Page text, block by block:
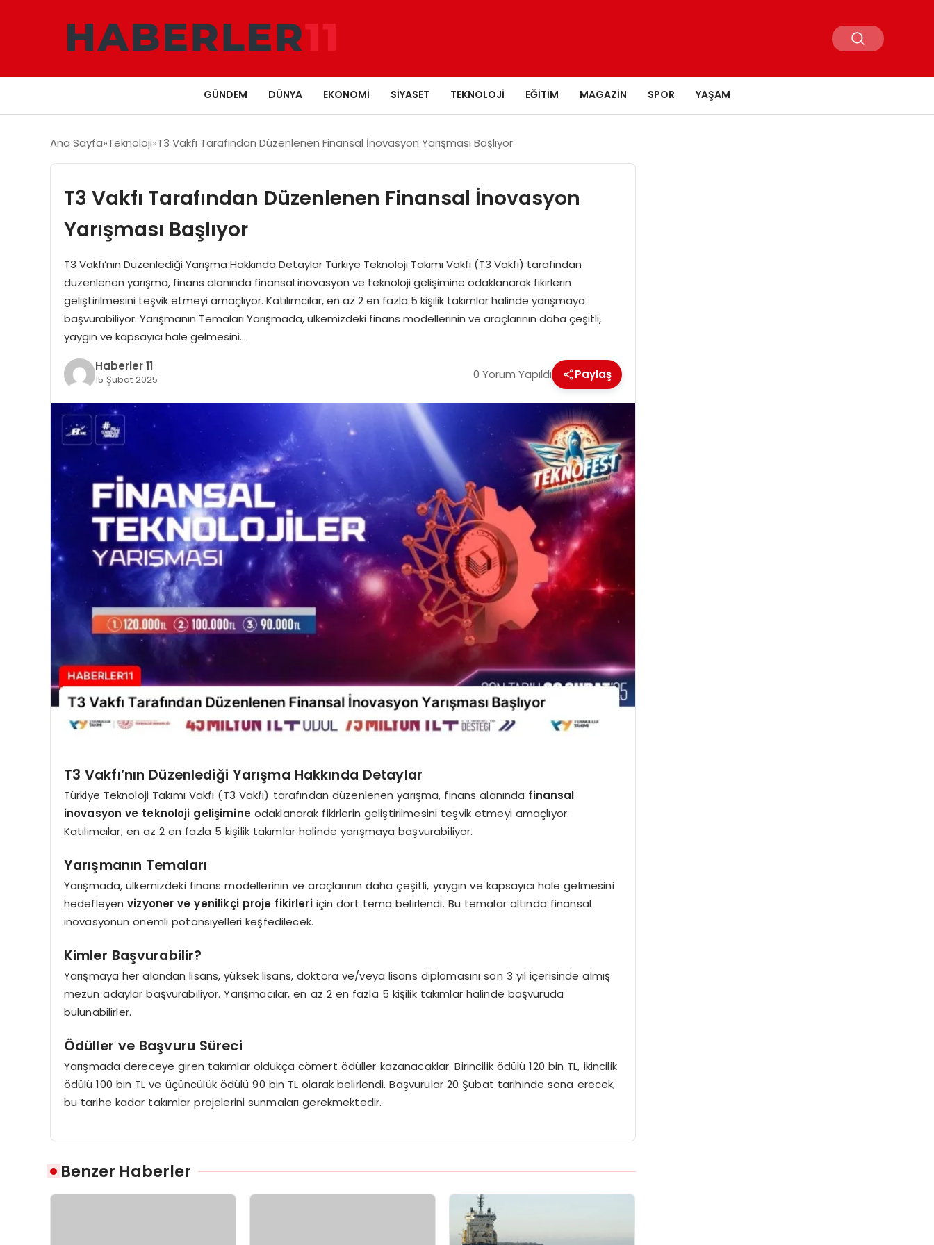
GÜNDEM DÜNYA EKONOMI SIYASET TEKNOLOJI EĞITIM MAGAZIN SPOR YAŞAM
Ana Sayfa Teknoloji T3 Vakfı Tarafından Düzenlenen Finansal İnovasyon Yarışması Başlıyor
T3 Vakfı Tarafından Düzenlenen Finansal İnovasyon
Yarışması Başlıyor
T3 Vakfı’nın Düzenlediği Yarışma Hakkında Detaylar Türkiye Teknoloji Takımı Vakfı (T3 Vakfı) tarafından
düzenlenen yarışma, finans alanında finansal inovasyon ve teknoloji gelişimine odaklanarak fikirlerin
geliştirilmesini teşvik etmeyi amaçlıyor. Katılımcılar, en az 2 en fazla 5 kişilik takımlar halinde yarışmaya
başvurabiliyor. Yarışmanın Temaları Yarışmada, ülkemizdeki finans modellerinin ve araçlarının daha çeşitli,
yaygın ve kapsayıcı hale gelmesini…
Haberler 11
15 Şubat 2025 0 Yorum Yapıldı Paylaş
T3 Vakfı’nın Düzenlediği Yarışma Hakkında Detaylar
Türkiye Teknoloji Takımı Vakfı (T3 Vakfı) tarafından düzenlenen yarışma, finans alanında finansal
inovasyon ve teknoloji gelişimineodaklanarak fikirlerin geliştirilmesini teşvik etmeyi amaçlıyor.
Katılımcılar, en az 2 en fazla 5 kişilik takımlar halinde yarışmaya başvurabiliyor.
Yarışmanın Temaları
Yarışmada, ülkemizdeki finans modellerinin ve araçlarının daha çeşitli, yaygın ve kapsayıcı hale gelmesini
hedefleyenvizyoner ve yenilikçi proje fikirleriiçin dört tema belirlendi. Bu temalar altında finansal
inovasyonun önemli potansiyelleri keşfedilecek.
Kimler Başvurabilir?
Yarışmaya her alandan lisans, yüksek lisans, doktora ve/veya lisans diplomasını son 3 yıl içerisinde almış
mezun adaylar başvurabiliyor. Yarışmacılar, en az 2 en fazla 5 kişilik takımlar halinde başvuruda
bulunabilirler.
Ödüller ve Başvuru Süreci
Yarışmada dereceye giren takımlar oldukça cömert ödüller kazanacaklar. Birincilik ödülü 120 bin TL, ikincilik
ödülü 100 bin TL ve üçüncülük ödülü 90 bin TL olarak belirlendi. Başvurular 20 Şubat tarihinde sona erecek,
bu tarihe kadar takımlar projelerini sunmaları gerekmektedir.
Benzer Haberler